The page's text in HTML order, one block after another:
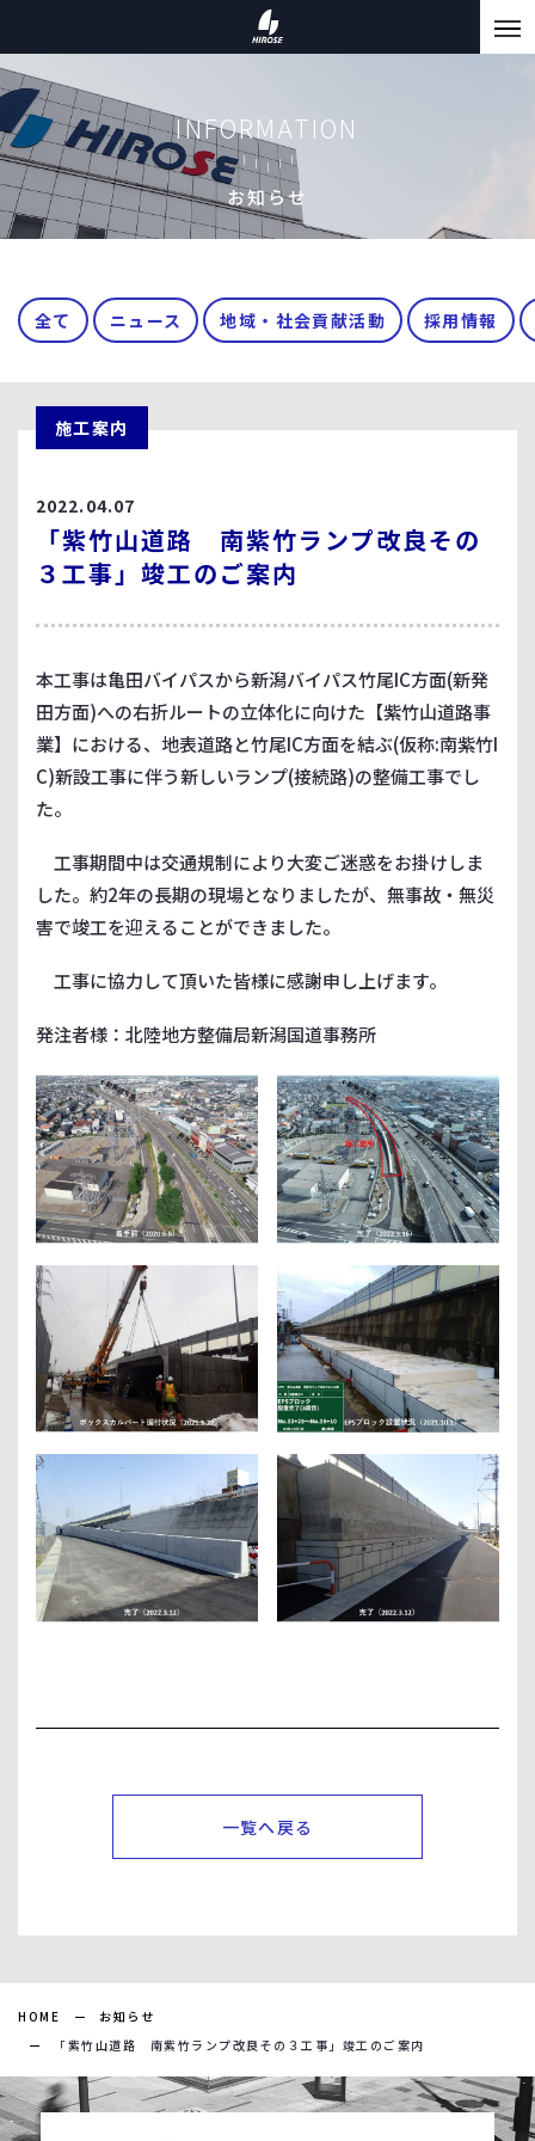
INFORMATION
お知らせ
全て ニュース 地域・社会貢献活動 採用情報
施工案内
2022.04.07
「紫竹山道路 南紫竹ランプ改良その
３工事」竣工のご案内
本工事は亀田バイパスから新潟バイパス竹尾IC方面(新発
田方面)への右折ルートの立体化に向けた【紫竹山道路事
業】における、地表道路と竹尾IC方面を結ぶ(仮称:南紫竹I
C)新設工事に伴う新しいランプ(接続路)の整備工事でし
た。
工事期間中は交通規制により大変ご迷惑をお掛けしま
した。約2年の長期の現場となりましたが、無事故・無災
害で竣工を迎えることができました。
工事に協力して頂いた皆様に感謝申し上げます。
発注者様：北陸地方整備局新潟国道事務所
一覧へ戻る
HOME
お知らせ
「紫竹山道路 南紫竹ランプ改良その３工事」竣工のご案内